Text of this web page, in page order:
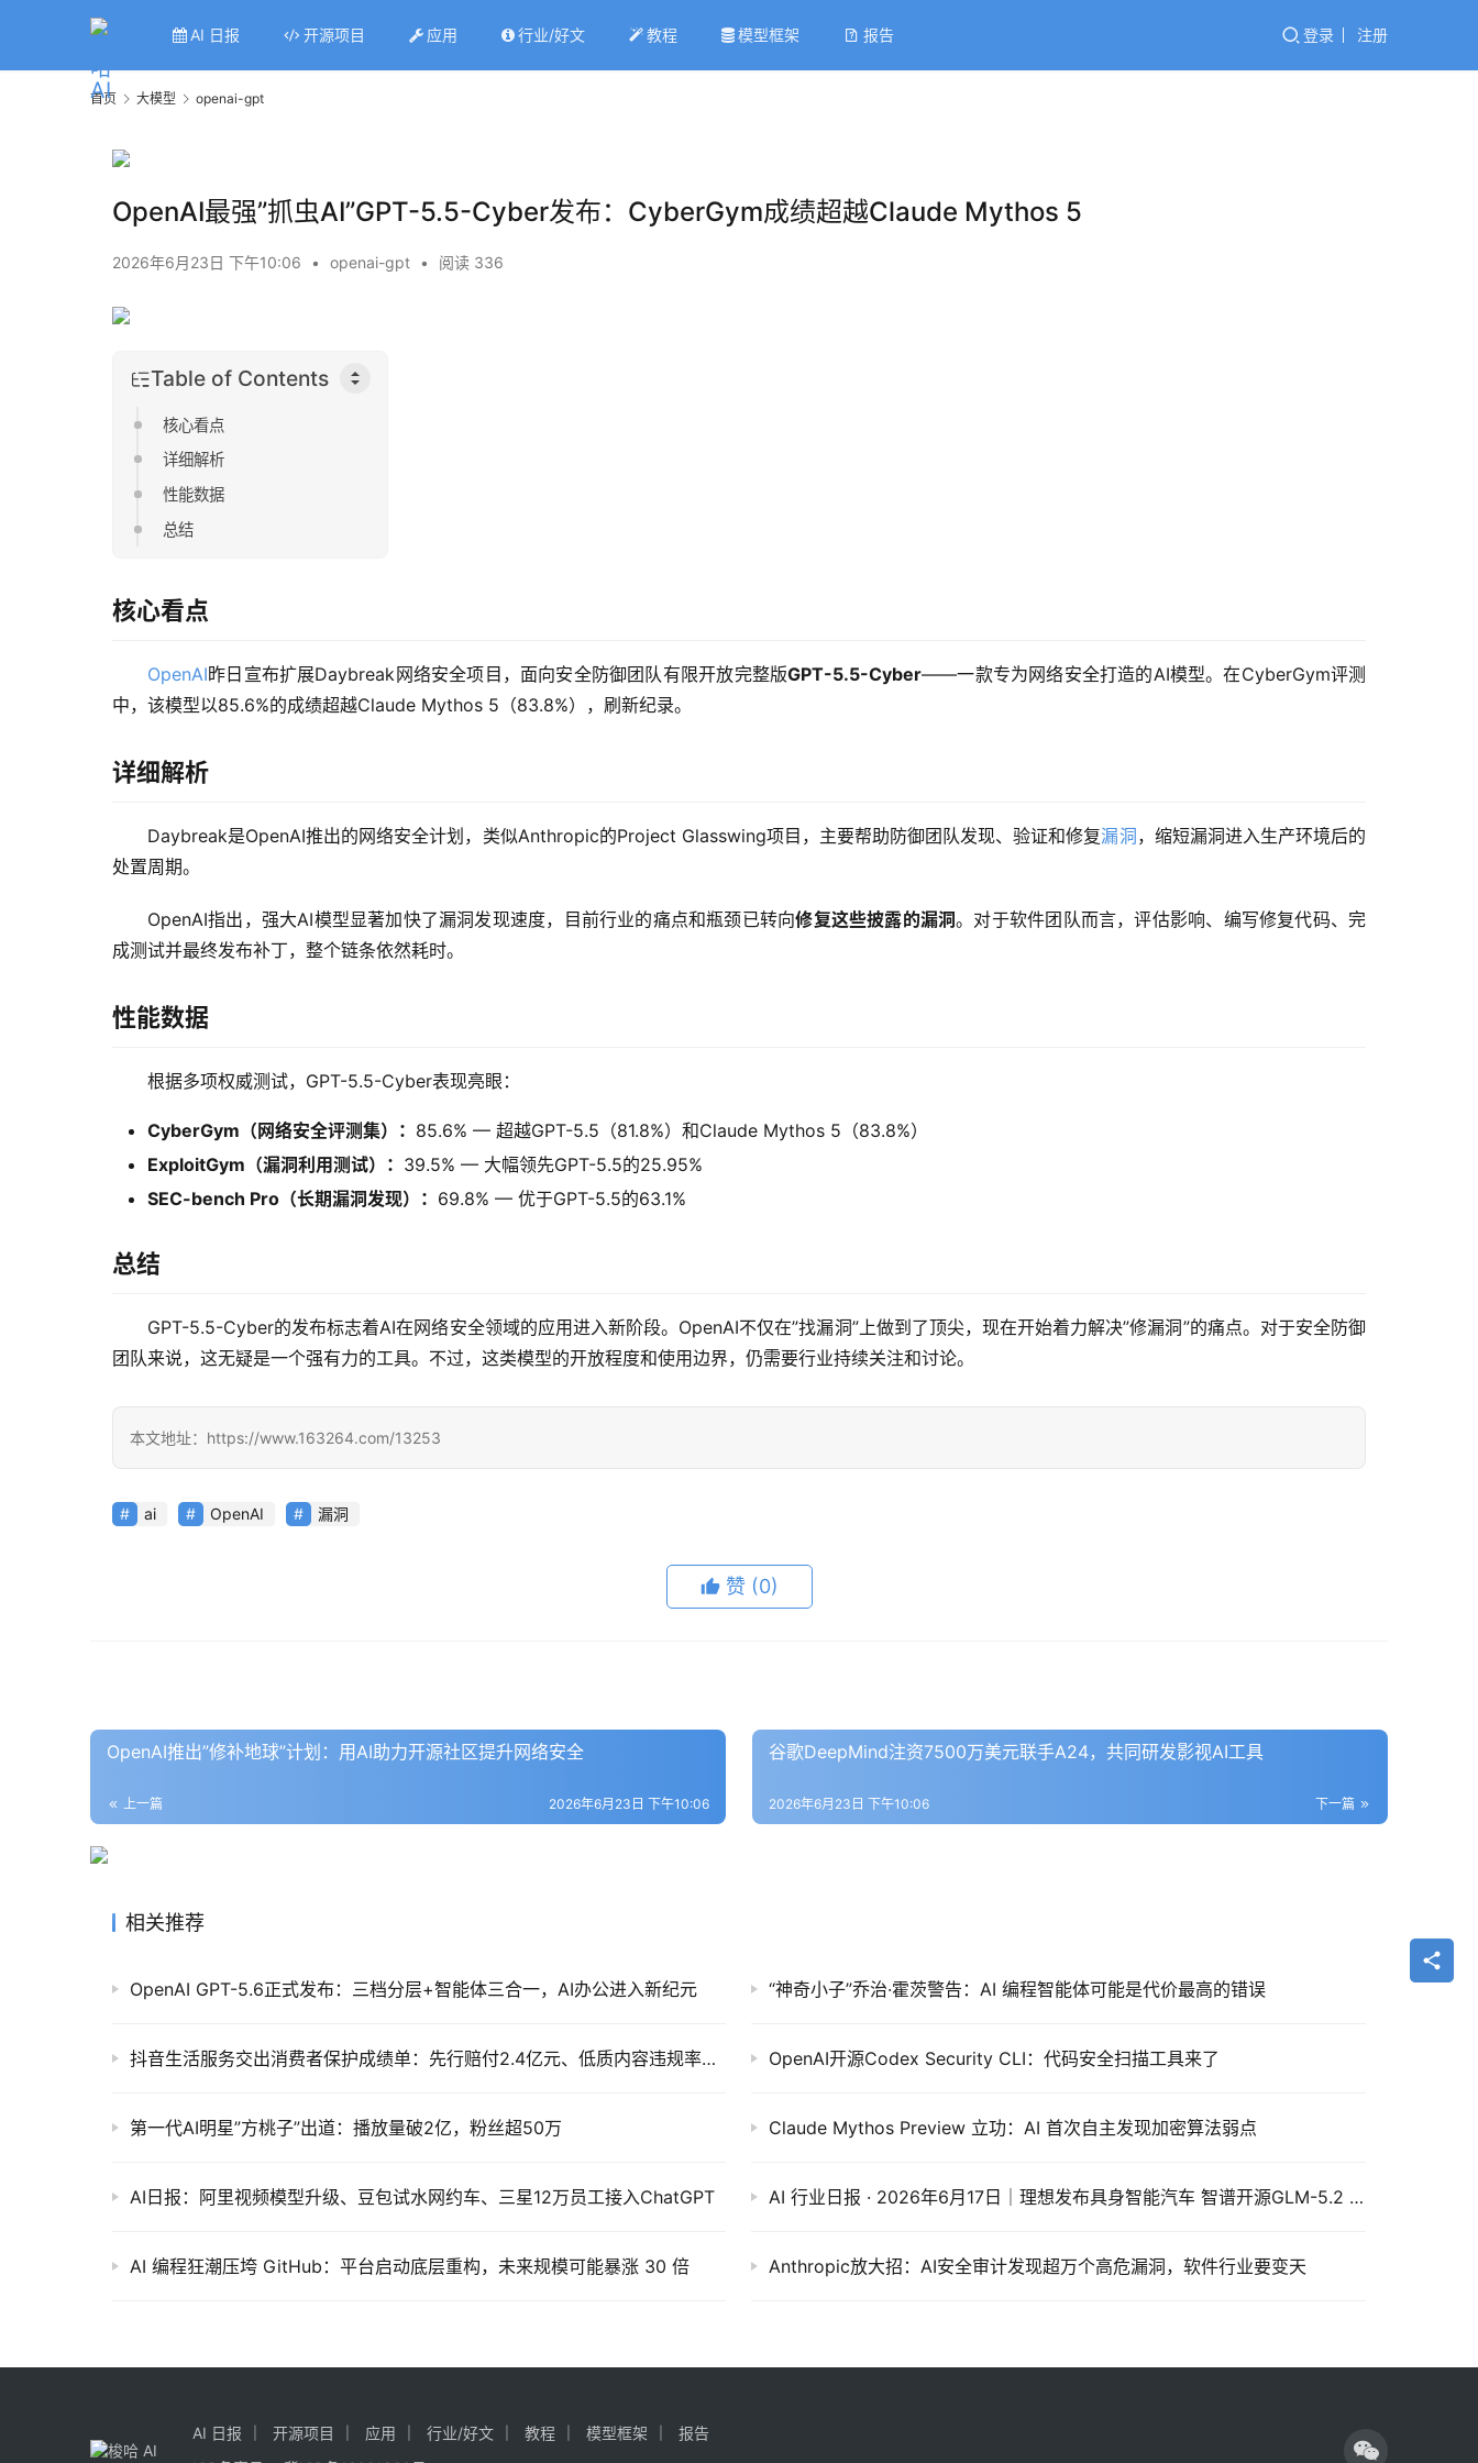
AI 日报 开源项目 应用 行业/好文 教程 模型框架 报告 登录 注册
首页 大模型 openai-gpt
OpenAI最强”抓虫AI”GPT-5.5-Cyber发布：CyberGym成绩超越Claude Mythos 5
2026年6月23日 下午10:06 • openai-gpt • 阅读 336
Table of Contents
核心看点
详细解析
性能数据
总结
核心看点
OpenAI昨日宣布扩展Daybreak网络安全项目，面向安全防御团队有限开放完整版GPT-5.5-Cyber——一款专为网络安全打造的AI模型。在CyberGym评测
中，该模型以85.6%的成绩超越Claude Mythos 5（83.8%），刷新纪录。
详细解析
Daybreak是OpenAI推出的网络安全计划，类似Anthropic的Project Glasswing项目，主要帮助防御团队发现、验证和修复漏洞 ，缩短漏洞进入生产环境后的
处置周期。
OpenAI指出，强大AI模型显著加快了漏洞发现速度，目前行业的痛点和瓶颈已转向修复这些披露的漏洞。对于软件团队而言，评估影响、编写修复代码、完
成测试并最终发布补丁，整个链条依然耗时。
性能数据
根据多项权威测试，GPT-5.5-Cyber表现亮眼：
CyberGym（网络安全评测集）： 85.6% — 超越GPT-5.5（81.8%）和Claude Mythos 5（83.8%）
ExploitGym（漏洞利用测试）： 39.5% — 大幅领先GPT-5.5的25.95%
SEC-bench Pro（长期漏洞发现）： 69.8% — 优于GPT-5.5的63.1%
总结
GPT-5.5-Cyber的发布标志着AI在网络安全领域的应用进入新阶段。OpenAI不仅在”找漏洞”上做到了顶尖，现在开始着力解决”修漏洞”的痛点。对于安全防御
团队来说，这无疑是一个强有力的工具。不过，这类模型的开放程度和使用边界，仍需要行业持续关注和讨论。
本文地址：https://www.163264.com/13253
ai OpenAI 漏洞
赞 (0)
OpenAI推出”修补地球”计划：用AI助力开源社区提升网络安全
上一篇 2026年6月23日 下午10:06
谷歌DeepMind注资7500万美元联手A24，共同研发影视AI工具
下一篇
2026年6月23日 下午10:06
相关推荐
OpenAI GPT-5.6正式发布：三档分层+智能体三合一，AI办公进入新纪元 “神奇小子”乔治·霍茨警告：AI 编程智能体可能是代价最高的错误
抖音生活服务交出消费者保护成绩单：先行赔付2.4亿元、低质内容违规率降82% OpenAI开源Codex Security CLI：代码安全扫描工具来了
第一代AI明星”方桃子”出道：播放量破2亿，粉丝超50万 Claude Mythos Preview 立功：AI 首次自主发现加密算法弱点
AI日报：阿里视频模型升级、豆包试水网约车、三星12万员工接入ChatGPT AI 行业日报 · 2026年6月17日｜理想发布具身智能汽车 智谱开源GLM-5.2 微信支付推出AI专属卡
AI 编程狂潮压垮 GitHub：平台启动底层重构，未来规模可能暴涨 30 倍 Anthropic放大招：AI安全审计发现超万个高危漏洞，软件行业要变天
AI 日报 开源项目 应用 行业/好文 教程 模型框架
报告